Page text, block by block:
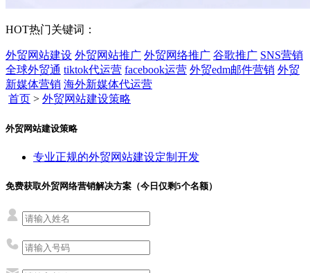
HOT热门关键词：
外贸网站建设 外贸网站推广 外贸网络推广 谷歌推广 SNS营销
全球外贸通 tiktok代运营 facebook运营 外贸edm邮件营销 外贸
新媒体营销 海外新媒体代运营
首页 > 外贸网站建设策略
外贸网站建设策略
专业正规的外贸网站建设定制开发
免费获取外贸网络营销解决方案（今日仅剩5个名额）